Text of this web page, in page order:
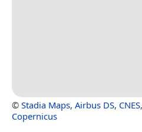
© Stadia Maps, Airbus DS, CNES,
Copernicus